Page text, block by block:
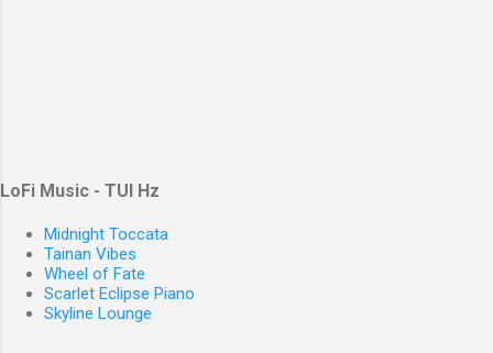
LoFi Music - TUI Hz
Midnight Toccata
Tainan Vibes
Wheel of Fate
Scarlet Eclipse Piano
Skyline Lounge